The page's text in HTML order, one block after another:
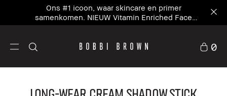
Ons #1 icoon, waar skincare en primer
samenkomen. NIEUW Vitamin Enriched Face
Base+
0